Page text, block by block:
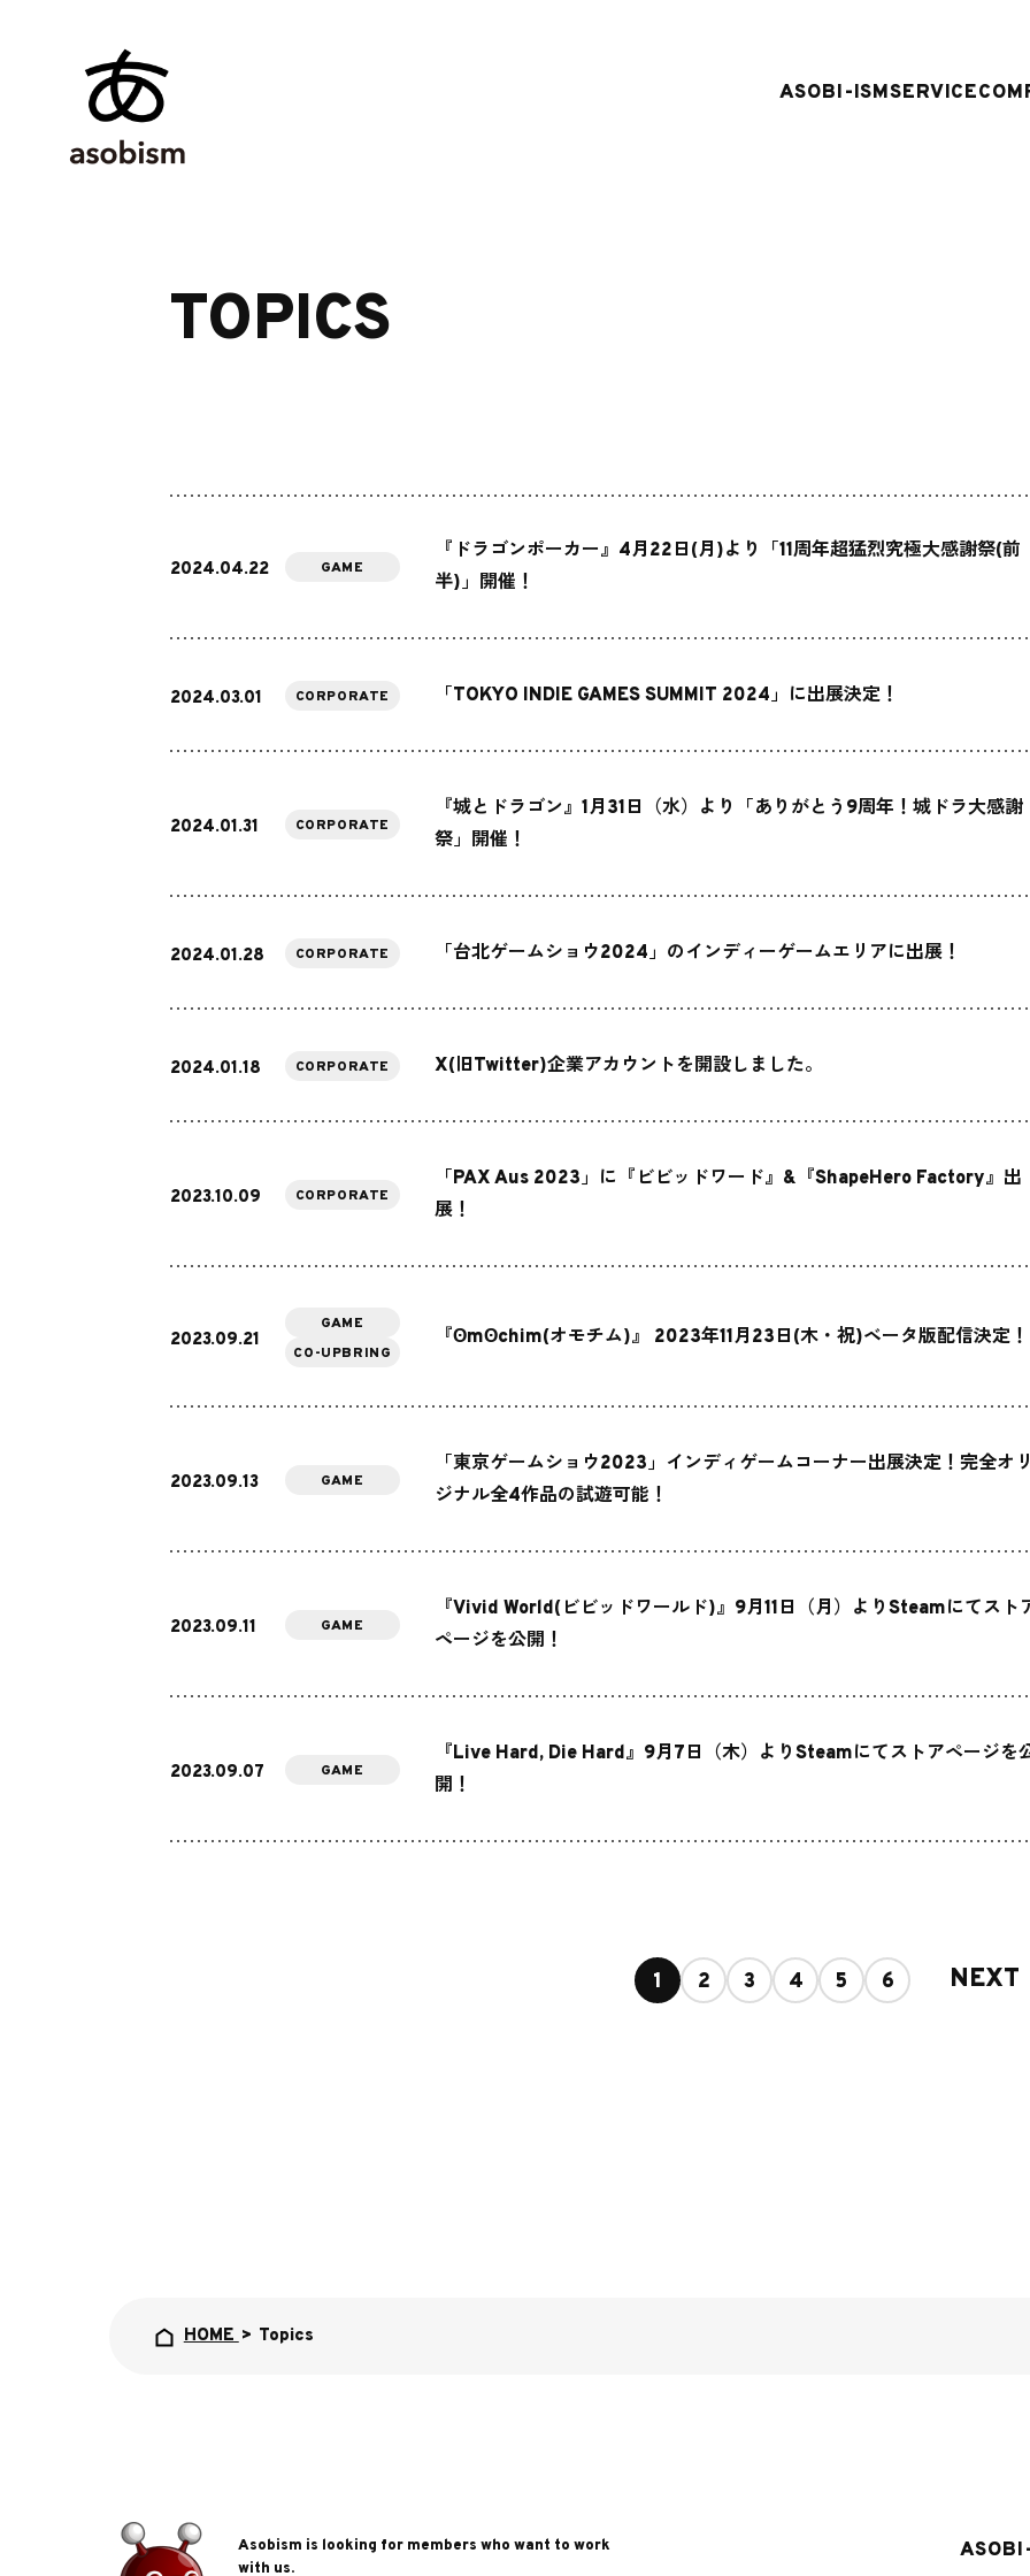
ASOBI-ISMSERVICE
TOPICS
2024.04.22 GAME
『ドラゴンポーカー』4月22日(月)より「11周年超猛烈究極大感謝祭(前
半)」開催！
2024.03.01 CORPORATE 「TOKYO INDIE GAMES SUMMIT 2024」に出展決定！
2024.01.31 CORPORATE
『城とドラゴン』1月31日（水）より「ありがとう9周年！城ドラ大感謝
祭」開催！
2024.01.28 CORPORATE 「台北ゲームショウ2024」のインディーゲームエリアに出展！
2024.01.18 CORPORATE X(旧Twitter)企業アカウントを開設しました。
2023.10.09 CORPORATE
「PAX Aus 2023」に『ビビッドワード』&『ShapeHero Factory』出
展！
2023.09.21
GAME
CO-UPBRING
『ʘmʘchim(オモチム)』 2023年11月23日(木・祝)ベータ版配信決定！
2023.09.13 GAME
「東京ゲームショウ2023」インディゲームコーナー出展決定！完全オ
ジナル全4作品の試遊可能！
2023.09.11 GAME
『Vivid World(ビビッドワールド)』9月11日（月）よりSteamにてスト
ページを公開！
2023.09.07 GAME
『Live Hard, Die Hard』9月7日（木）よりSteamにてストアページを
開！
1 2 3 4 5 6 NEXT
HOME> Topics
Asobism is looking for members who want to work
with us.